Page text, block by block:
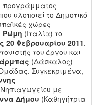
προγράμματος
υλοποιεί το Δημοτικό
χώρες
Ρώμη (Ιταλία) το
20 Φεβρουαρίου 2011.
του έργου και
(Δάσκαλος)
Συγκεκριμένα,
με
Δήμου (Καθηγήτρια